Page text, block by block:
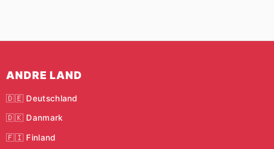
ANDRE LAND
🇩🇪 Deutschland
🇩🇰 Danmark
🇫🇮 Finland